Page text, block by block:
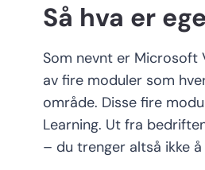
Så hva er
Som nevnt er Microsoft
av fire moduler som
område. Disse fire
Learning. Ut fra
– du trenger altså ikke